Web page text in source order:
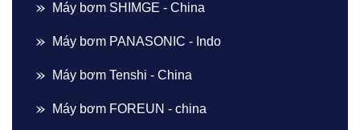
Máy bơm SHIMGE - China
Máy bơm PANASONIC - Indo
Máy bơm Tenshi - China
Máy bơm FOREUN - china